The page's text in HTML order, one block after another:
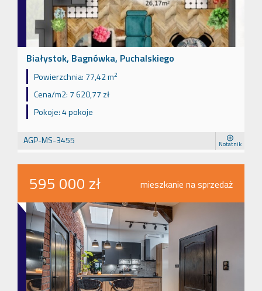
Białystok, Bagnówka, Puchalskiego
Powierzchnia: 77,42 m2
Cena/m2: 7 620,77 zł
Pokoje:4 pokoje
AGP-MS-3455 Notatnik
595 000 zł mieszkanie na sprzedaż